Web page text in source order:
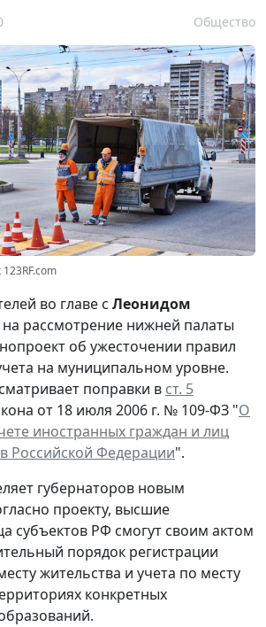
Общество
во главе с Леонидом
на рассмотрение нижней палаты
об ужесточении правил
на муниципальном уровне.
поправки в ст. 5
от 18 июля 2006 г. № 109-ФЗ "О
иностранных граждан и лиц
Российской Федерации".
губернаторов новым
проекту, высшие
субъектов РФ смогут своим актом
порядок регистрации
жительства и учета по месту
конкретных